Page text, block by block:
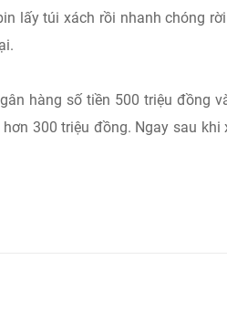
lấy túi xách rồi nhanh chóng
hàng số tiền 500 triệu đồng
300 triệu đồng. Ngay sau khi